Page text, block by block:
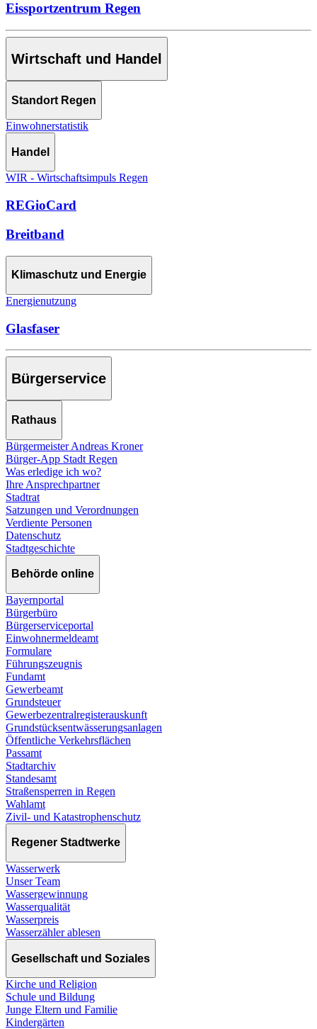
Eissportzentrum Regen
Wirtschaft und Handel
Standort Regen
Einwohnerstatistik
Handel
WIR - Wirtschaftsimpuls Regen
REGioCard
Breitband
Klimaschutz und Energie
Energienutzung
Glasfaser
Bürgerservice
Rathaus
Bürgermeister Andreas Kroner
Bürger-App Stadt Regen
Was erledige ich wo?
Ihre Ansprechpartner
Stadtrat
Satzungen und Verordnungen
Verdiente Personen
Datenschutz
Stadtgeschichte
Behörde online
Bayernportal
Bürgerbüro
Bürgerserviceportal
Einwohnermeldeamt
Formulare
Führungszeugnis
Fundamt
Gewerbeamt
Grundsteuer
Gewerbezentralregisterauskunft
Grundstücksentwässerungsanlagen
Öffentliche Verkehrsflächen
Passamt
Stadtarchiv
Standesamt
Straßensperren in Regen
Wahlamt
Zivil- und Katastrophenschutz
Regener Stadtwerke
Wasserwerk
Unser Team
Wassergewinnung
Wasserqualität
Wasserpreis
Wasserzähler ablesen
Gesellschaft und Soziales
Kirche und Religion
Schule und Bildung
Junge Eltern und Familie
Kindergärten